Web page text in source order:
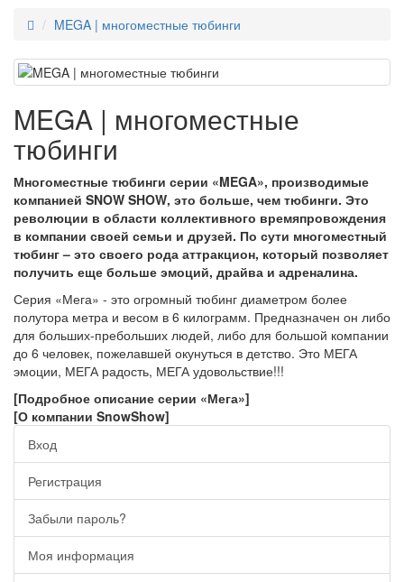
MEGA | многоместные тюбинги
MEGA | многоместные
тюбинги
Многоместные тюбинги серии «MEGA», производимые
компанией SNOW SHOW, это больше, чем тюбинги. Это
революции в области коллективного времяпровождения
в компании своей семьи и друзей. По сути многоместный
тюбинг – это своего рода аттракцион, который позволяет
получить еще больше эмоций, драйва и адреналина.
Серия «Мега» - это огромный тюбинг диаметром более
полутора метра и весом в 6 килограмм. Предназначен он либо
для больших-пребольших людей, либо для большой компании
до 6 человек, пожелавшей окунуться в детство. Это МЕГА
эмоции, МЕГА радость, МЕГА удовольствие!!!
[Подробное описание серии «Мега»]
[О компании SnowShow]
Вход
Регистрация
Забыли пароль?
Моя информация